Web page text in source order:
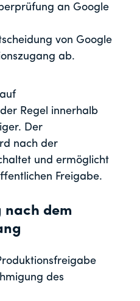
an Google
von Google
ab.
Regel innerhalb
Der
nach der
und ermöglicht
Freigabe.
nach dem
des